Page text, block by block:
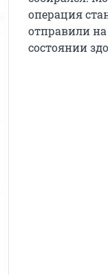
операция
отправили на
состоянии